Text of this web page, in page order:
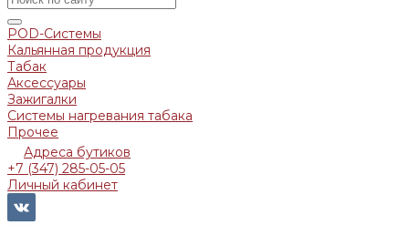
POD-Системы
Кальянная продукция
Табак
Аксессуары
Зажигалки
Системы нагревания табака
Прочее
Адреса бутиков
+7 (347) 285-05-05
Личный кабинет